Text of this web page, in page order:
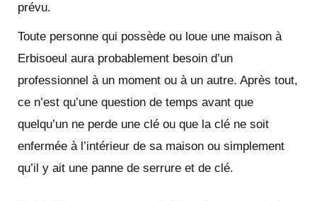
prévu.
Toute personne qui possède ou loue une maison à
Erbisoeul aura probablement besoin d’un
professionnel à un moment ou à un autre. Après tout,
ce n’est qu’une question de temps avant que
quelqu’un ne perde une clé ou que la clé ne soit
enfermée à l’intérieur de sa maison ou simplement
qu’il y ait une panne de serrure et de clé.